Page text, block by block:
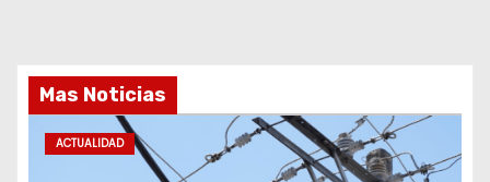
Mas Noticias
ACTUALIDAD